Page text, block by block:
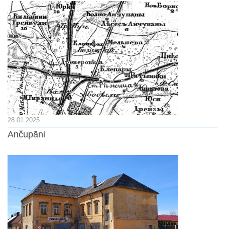
28.01.2025
Ančupāni